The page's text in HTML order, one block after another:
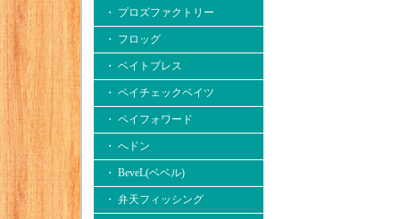
・ プロズファクトリー
・ フロッグ
・ ベイトブレス
・ ペイチェックベイツ
・ ペイフォワード
・ へドン
・ BeveL(ベベル)
・ 弁天フィッシング